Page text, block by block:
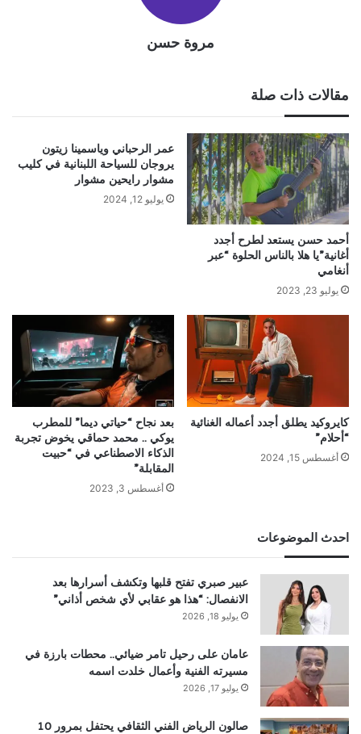
مروة حسن
مقالات ذات صلة
أحمد حسن يستعد لطرح أجدد
أغانية”يا هلا بالناس الحلوة “عبر
أنغامي
يوليو 23, 2023
عمر الرحباني وياسمينا زيتون
يروجان للسياحة اللبنانية في كليب
مشوار رايحين مشوار
يوليو 12, 2024
كايروكيد يطلق أجدد أعماله الغنائية
“أحلام”
أغسطس 15, 2024
بعد نجاح “حياتي ديما” للمطرب
يوكي .. محمد حماقي يخوض تجربة
الذكاء الاصطناعي في “حبيت
المقابلة”
أغسطس 3, 2023
احدث الموضوعات
عبير صبري تفتح قلبها وتكشف أسرارها بعد
الانفصال: “هذا هو عقابي لأي شخص أذاني”
يوليو 18, 2026
عامان على رحيل تامر ضيائي.. محطات بارزة في
مسيرته الفنية وأعمال خلدت اسمه
يوليو 17, 2026
صالون الرياض الفني الثقافي يحتفل بمرور 10